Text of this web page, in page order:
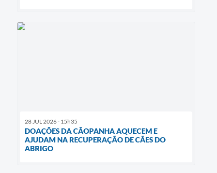
28 JUL 2026 - 15h35
DOAÇÕES DA CÃOPANHA AQUECEM E
AJUDAM NA RECUPERAÇÃO DE CÃES DO
ABRIGO